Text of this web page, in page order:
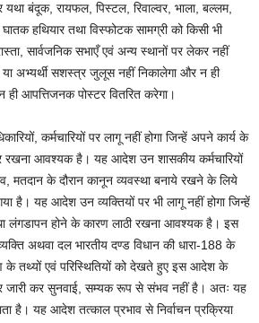
बंदूक, रायफल, पिस्टल, रिवाल्वर, भाला, बल्लम,
हथियार तथा विस्फोटक सामग्री को किसी भी
सार्वजनिक सभाएँ एवं अन्य स्थानों पर लेकर नहीं
अभ्यर्थी सशस्त्र जुलूस नहीं निकालेगा और न ही
आपत्तिजनक पोस्टर वितरित करेगा।
कर्मचारियों पर लागू नहीं होगा जिन्हें अपने कार्य के
रखना आवश्यक है। यह आदेश उन शासकीय कर्मचारियों
मतदान के दौरान कानून व्यवस्था बनाये रखने के लिये
है। यह आदेश उन व्यक्तियों पर भी लागू नहीं होगा जिन्हें
तथा लंगडापन होने के कारण लाठी रखना आवश्यक है। इस
अथवा दल भारतीय दण्ड विधान की धारा-188 के
के तथ्यों एवं परिस्थितियों को देखते हुए इस आदेश के
जारी कर सुनवाई, सम्यक रूप से संभव नहीं है। अतः यह
है। यह आदेश तत्काल प्रभाव से निर्वाचन प्रक्रिया